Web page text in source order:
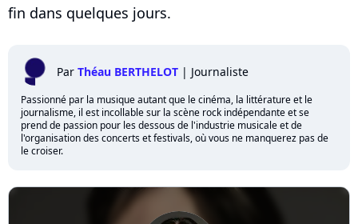
fin dans quelques jours.
Par Théau BERTHELOT | Journaliste
Passionné par la musique autant que le cinéma, la littérature et le
journalisme, il est incollable sur la scène rock indépendante et se
prend de passion pour les dessous de l'industrie musicale et de
l'organisation des concerts et festivals, où vous ne manquerez pas de
le croiser.